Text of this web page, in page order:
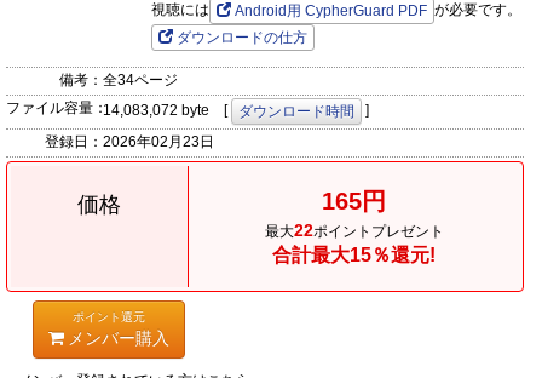
視聴には
Android用 CypherGuard PDF が必要です。
ダウンロードの仕方
備考： 全34ページ
ファイル容量：14,083,072 byte [ ダウンロード時間
]
登録日： 2026年02月23日
価格 165円
最大22ポイントプレゼント
合計最大15％還元!
ポイント還元
メンバー購入